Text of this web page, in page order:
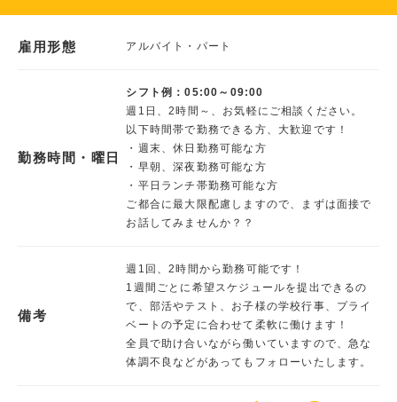
雇用形態 アルバイト・パート
勤務時間・曜日
シフト例：05:00～09:00
週1日、2時間～、お気軽にご相談ください。
以下時間帯で勤務できる方、大歓迎です！
・週末、休日勤務可能な方
・早朝、深夜勤務可能な方
・平日ランチ帯勤務可能な方
ご都合に最大限配慮しますので、まずは面接で
お話してみませんか？？
備考
週1回、2時間から勤務可能です！
1週間ごとに希望スケジュールを提出できるの
で、部活やテスト、お子様の学校行事、プライ
ベートの予定に合わせて柔軟に働けます！
全員で助け合いながら働いていますので、急な
体調不良などがあってもフォローいたします。